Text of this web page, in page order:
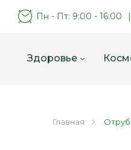
Пн - Пт: 9:00 - 16:00 |
Здоровье
Главная